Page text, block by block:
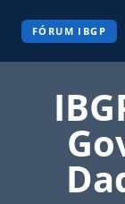
FÓRUM IBGP